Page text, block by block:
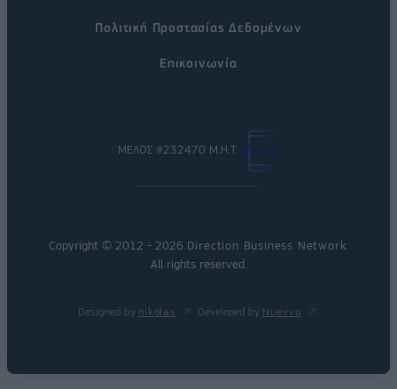
Πολιτική Προστασίας Δεδομένων
Επικοινωνία
ΜΕΛΟΣ #232470 Μ.Η.Τ.
Copyright © 2012 - 2026 Direction Business Network.
All rights reserved.
Designed by nikolas Developed by Nuevvo